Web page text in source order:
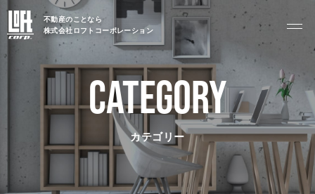
不動産のことなら
株式会社ロフトコーポレーション
TOP トップページ
GARAGE APART ガレージアパート
G CRAFT
CATEGORY
カテゴリー